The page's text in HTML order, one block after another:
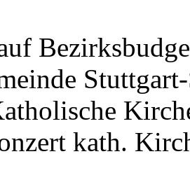
kath.